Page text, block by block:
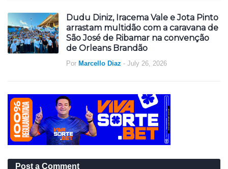
Dudu Diniz, Iracema Vale e Jota Pinto
arrastam multidão com a caravana de
São José de Ribamar na convenção
de Orleans Brandão
Por Marcello Diaz - July 26, 2026
Post a Comment